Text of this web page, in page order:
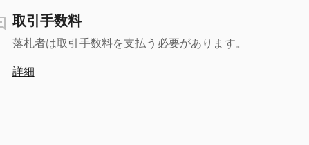
取引手数料
落札者は取引手数料を支払う必要があります。
詳細